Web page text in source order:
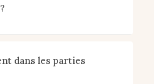
dans les parties